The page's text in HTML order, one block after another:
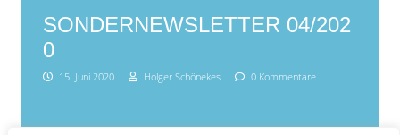
SONDERNEWSLETTER 04/202
0
15. Juni 2020 Holger Schönekes 0 Kommentare